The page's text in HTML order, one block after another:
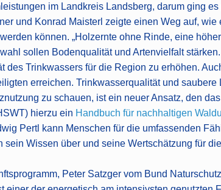
im Landkreis Landsberg, darum ging
und Konrad Maisterl zeigte einen Weg auf,
können. „Holzernte ohne Rinde, eine
sollen Bodenqualität und Artenvielfalt
des Trinkwassers für die Region zu erhöhen.
erreichen. Trinkwasserqualität und
zu schauen, ist ein neuer Ansatz, den
hierzu ein Handbuch für nachhaltigen
Pertl kann Menschen für die umfassenden
sein Wissen über und seine Wertschätzung für
Peter Satzger vom Bund Naturschutz